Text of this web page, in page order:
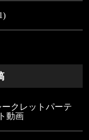
クレットパーテ
動画